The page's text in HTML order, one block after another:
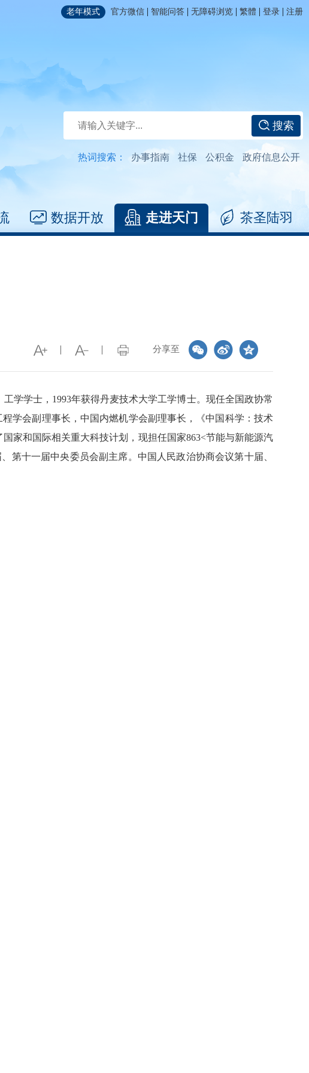
老年模式 官方微信 | 智能问答 | 无障碍浏览 | 繁體 | 登录 | 注册
搜索
热词搜索： 办事指南 社保 公积金 政府信息公开
数据开放 走进天门 茶圣陆羽
分享至
学学士，1993年获得丹麦技术大学工学博士。现任全国政协常
学会副理事长，中国内燃机学会副理事长，《中国科学：技术
家和国际相关重大科技计划，现担任国家863<节能与新能源汽
第十一届中央委员会副主席。中国人民政治协商会议第十届、